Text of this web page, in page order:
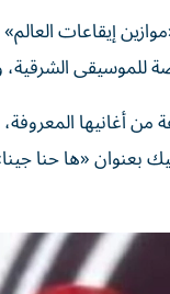
إيقاعات
للموسيقى
أغانيها
وكندا والمكسيك